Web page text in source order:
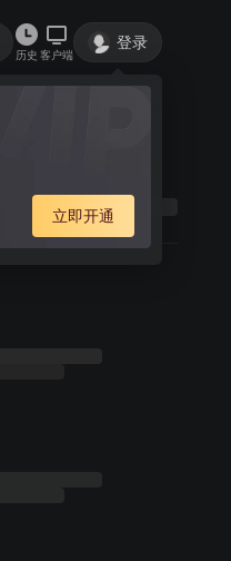
历史 客户端
登录
立即开通